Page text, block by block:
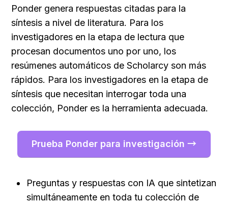
Ponder genera respuestas citadas para la
síntesis a nivel de literatura. Para los
investigadores en la etapa de lectura que
procesan documentos uno por uno, los
resúmenes automáticos de Scholarcy son más
rápidos. Para los investigadores en la etapa de
síntesis que necesitan interrogar toda una
colección, Ponder es la herramienta adecuada.
Prueba Ponder para investigación →
Preguntas y respuestas con IA que sintetizan
simultáneamente en toda tu colección de